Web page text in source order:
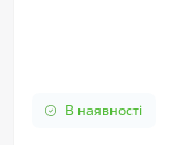
В наявності